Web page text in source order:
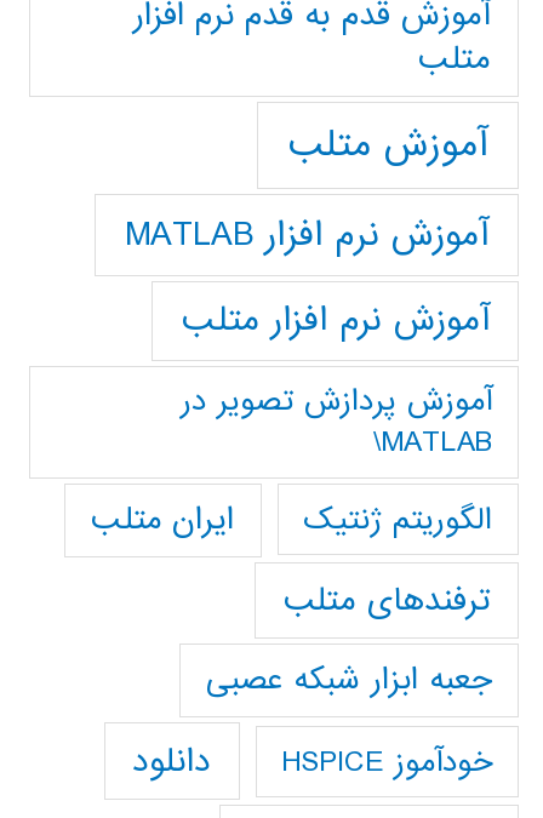
آموزش قدم به قدم نرم افزار
متلب
آموزش متلب
آموزش نرم افزار MATLAB
آموزش نرم افزار متلب
آموزش پردازش تصوير در
MATLAB\
الگوریتم ژنتیک
ایران متلب
ترفندهای متلب
جعبه ابزار شبکه عصبی
خودآموز HSPICE دانلود